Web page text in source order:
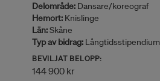
Delområde: Dansare/koreograf
Hemort: Knislinge
Län:Skåne
Typ av bidrag: Långtidsstipendium
BEVILJAT BELOPP:
144 900 kr